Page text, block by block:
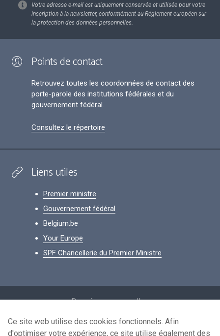
Votre adresse e-mail est uniquement conservée et utilisée pour votre
inscription à la newsletter, conformément au Règlement européen sur
la protection des données personnelles.
Points de contact
Retrouvez toutes les coordonnées de contact des
porte-parole des institutions fédérales et du
gouvernement fédéral.
Consultez le répertoire
Liens utiles
Premier ministre
Gouvernement fédéral
Belgium.be
Your Europe
SPF Chancellerie du Premier Ministre
Données personnelles
Conditions de réutilisation
Ce site web utilise des cookies fonctionnels. Afin
d'optimiser votre expérience, ce site utilise également des